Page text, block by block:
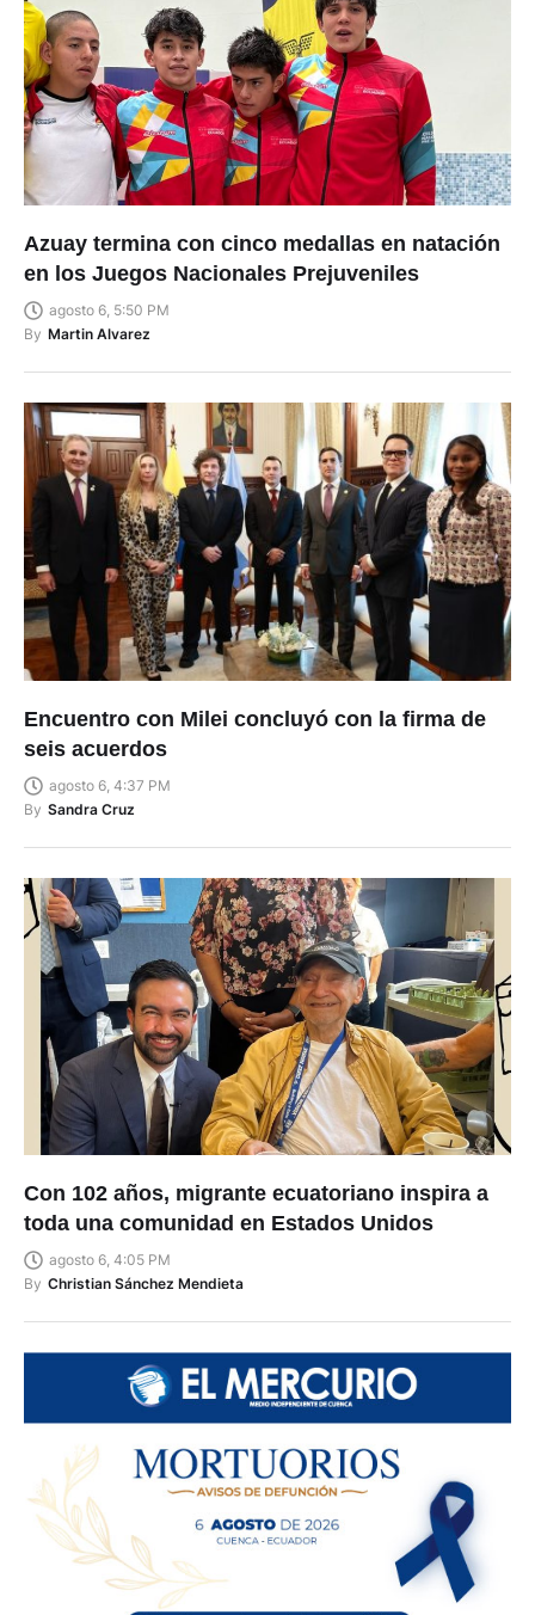
Azuay termina con cinco medallas en natación
en los Juegos Nacionales Prejuveniles
agosto 6, 5:50 PM
By Martin Alvarez
Encuentro con Milei concluyó con la firma de
seis acuerdos
agosto 6, 4:37 PM
By Sandra Cruz
Con 102 años, migrante ecuatoriano inspira a
toda una comunidad en Estados Unidos
agosto 6, 4:05 PM
By Christian Sánchez Mendieta